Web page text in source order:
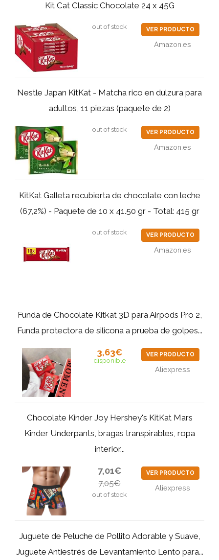
Kit Cat Classic Chocolate 24 x 45G
out of stock VER PRODUCTO
Amazon.es
Nestle Japan KitKat - Matcha rico en dulzura para
adultos, 11 piezas (paquete de 2)
out of stock VER PRODUCTO
Amazon.es
KitKat Galleta recubierta de chocolate con leche
(67,2%) - Paquete de 10 x 41.50 gr - Total: 415 gr
out of stock VER PRODUCTO
Amazon.es
Funda de Chocolate Kitkat 3D para Airpods Pro 2,
Funda protectora de silicona a prueba de golpes...
3,63€
disponible
VER PRODUCTO
Aliexpress
Chocolate Kinder Joy Hershey's KitKat Mars
Kinder Underpants, bragas transpirables, ropa
interior...
7,01€
7,05€
out of stock
VER PRODUCTO
Aliexpress
Juguete de Peluche de Pollito Adorable y Suave,
Juguete Antiestrés de Levantamiento Lento para...